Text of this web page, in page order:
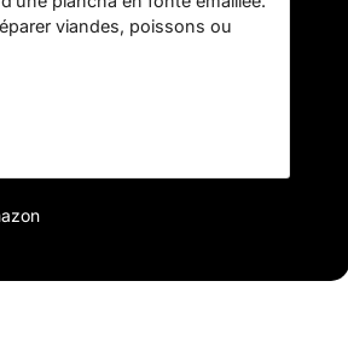
viandes, poissons ou
en hauteur permet de
système de ventilation intégré
contrôlée. COUVERCLE
grillades sans soulever le
deux roues et sa poignée
authentique des
pour le rangement de vos
Chaque barbecue est conçu